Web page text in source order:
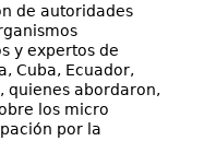
de autoridades
y expertos de
Cuba, Ecuador,
quienes abordaron,
los micro
por la